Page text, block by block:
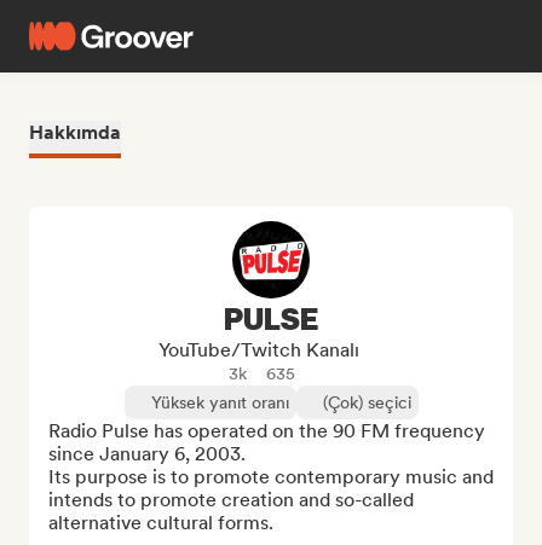
Hakkımda
PULSE
YouTube/Twitch Kanalı
3k
635
Yüksek yanıt oranı
(Çok) seçici
Radio Pulse has operated on the 90 FM frequency
since January 6, 2003.
Its purpose is to promote contemporary music and
intends to promote creation and so-called
alternative cultural forms.